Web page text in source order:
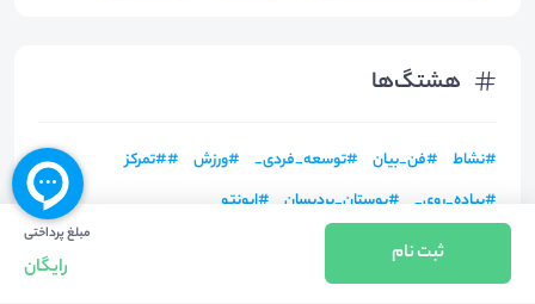
هشتگ‌ها
#نشاط #فن_بیان #توسعه_فردی_ #ورزش ##تمرکز
#پیاده_روی_ #بوستان_پردیسان #ایونتو
مبلغ پرداختی
رایگان
ثبت نام